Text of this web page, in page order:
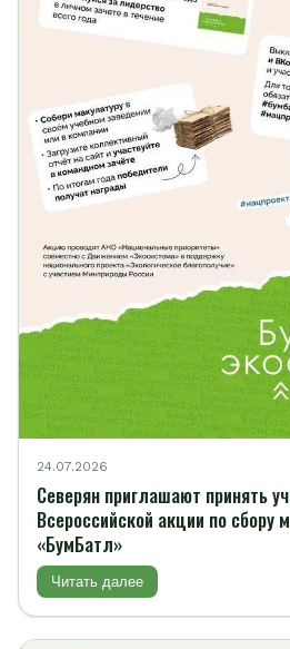
24.07.2026
Северян приглашают принять
Всероссийской акции по сбору
«БумБатл»
Читать далее